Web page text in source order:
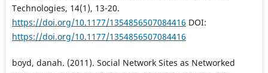
Technologies, 14(1), 13-20.
https://doi.org/10.1177/1354856507084416 DOI:
https://doi.org/10.1177/1354856507084416
boyd, danah. (2011). Social Network Sites as Networked